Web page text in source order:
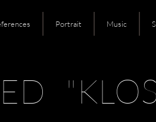
Portrait Music